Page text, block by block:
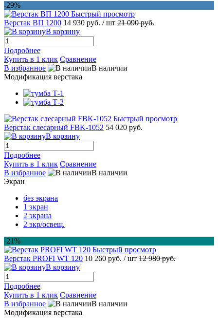
-29%
Быстрый просмотр
Верстак ВП 1200 14 930 руб. / шт 21 090 руб.
В корзину
Подробнее
Купить в 1 клик Сравнение
В избранное
В наличии
Модификация верстака
Быстрый просмотр
Верстак слесарный FBK-1052 54 020 руб.
В корзину
Подробнее
Купить в 1 клик Сравнение
В избранное
В наличии
Экран
без экрана
1 экран
2 экрана
2 экр/освещ.
-21%
Быстрый просмотр
Верстак PROFI WT 120 10 260 руб. / шт 12 980 руб.
В корзину
Подробнее
Купить в 1 клик Сравнение
В избранное
В наличии
Модификация верстака